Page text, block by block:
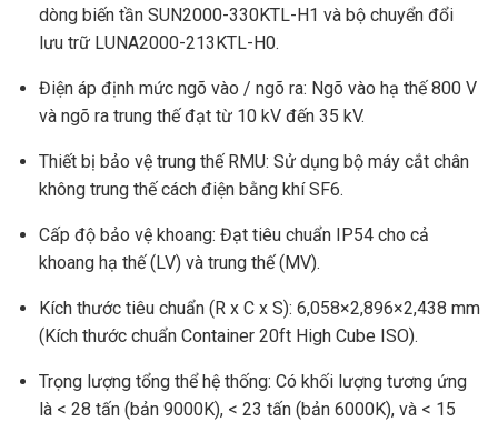
dòng biến tần SUN2000-330KTL-H1 và bộ chuyển đổi
lưu trữ LUNA2000-213KTL-H0.
Điện áp định mức ngõ vào / ngõ ra: Ngõ vào hạ thế 800 V
và ngõ ra trung thế đạt từ 10 kV đến 35 kV.
Thiết bị bảo vệ trung thế RMU: Sử dụng bộ máy cắt chân
không trung thế cách điện bằng khí SF6.
Cấp độ bảo vệ khoang: Đạt tiêu chuẩn IP54 cho cả
khoang hạ thế (LV) và trung thế (MV).
Kích thước tiêu chuẩn (R x C x S): 6,058×2,896×2,438 mm
(Kích thước chuẩn Container 20ft High Cube ISO).
Trọng lượng tổng thể hệ thống: Có khối lượng tương ứng
là < 28 tấn (bản 9000K), < 23 tấn (bản 6000K), và < 15